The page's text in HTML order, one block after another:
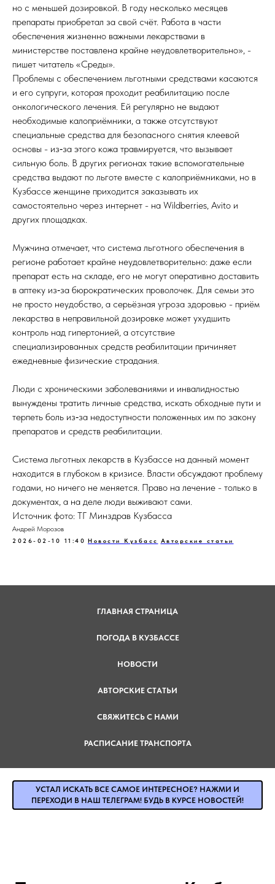
но с меньшей дозировкой. В году несколько месяцев
препараты приобретал за свой счёт. Работа в части
обеспечения жизненно важными лекарствами в
министерстве поставлена крайне неудовлетворительно», -
пишет читатель «Среды».
Проблемы с обеспечением льготными средствами касаются
и его супруги, которая проходит реабилитацию после
онкологического лечения. Ей регулярно не выдают
необходимые калоприёмники, а также отсутствуют
специальные средства для безопасного снятия клеевой
основы - из‑за этого кожа травмируется, что вызывает
сильную боль. В других регионах такие вспомогательные
средства выдают по льготе вместе с калоприёмниками, но в
Кузбассе женщине приходится заказывать их
самостоятельно через интернет - на Wildberries, Avito и
других площадках.
Мужчина отмечает, что система льготного обеспечения в
регионе работает крайне неудовлетворительно: даже если
препарат есть на складе, его не могут оперативно доставить
в аптеку из‑за бюрократических проволочек. Для семьи это
не просто неудобство, а серьёзная угроза здоровью - приём
лекарства в неправильной дозировке может ухудшить
контроль над гипертонией, а отсутствие
специализированных средств реабилитации причиняет
ежедневные физические страдания.
Люди с хроническими заболеваниями и инвалидностью
вынуждены тратить личные средства, искать обходные пути и
терпеть боль из‑за недоступности положенных им по закону
препаратов и средств реабилитации.
Система льготных лекарств в Кузбассе на данный момент
находится в глубоком в кризисе. Власти обсуждают проблему
годами, но ничего не меняется. Право на лечение - только в
документах, а на деле люди выживают сами.
Источник фото: ТГ Минздрав Кузбасса
Андрей Морозов
2026-02-10 11:40 Новости Кузбасс Авторские статьи
ГЛАВНАЯ СТРАНИЦА
ПОГОДА В КУЗБАССЕ
НОВОСТИ
АВТОРСКИЕ СТАТЬИ
СВЯЖИТЕСЬ С НАМИ
РАСПИСАНИЕ ТРАНСПОРТА
УСТАЛ ИСКАТЬ ВСЕ САМОЕ ИНТЕРЕСНОЕ? НАЖМИ И
ПЕРЕХОДИ В НАШ ТЕЛЕГРАМ! БУДЬ В КУРСЕ НОВОСТЕЙ!